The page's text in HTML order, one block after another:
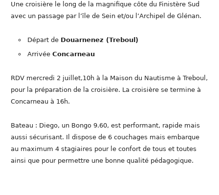
Une croisière le long de la magnifique côte du Finistère Sud
avec un passage par l’île de Sein et/ou l’Archipel de Glénan.
Départ de Douarnenez (Treboul)
ArrivéeConcarneau
RDV mercredi 2 juillet,10h à la Maison du Nautisme à Treboul,
pour la préparation de la croisière. La croisière se termine à
Concarneau à 16h.
Bateau : Diego, un Bongo 9.60, est performant, rapide mais
aussi sécurisant. Il dispose de 6 couchages mais embarque
au maximum 4 stagiaires pour le confort de tous et toutes
ainsi que pour permettre une bonne qualité pédagogique.